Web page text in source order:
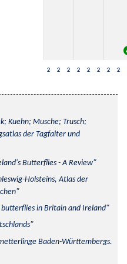
2 2 2 2 2 2 2 2
Kuehn; Musche; Trusch;
der Tagfalter und
Butterflies - A Review
Holsteins, Atlas der
in Britain and Ireland
Baden-Württembergs.